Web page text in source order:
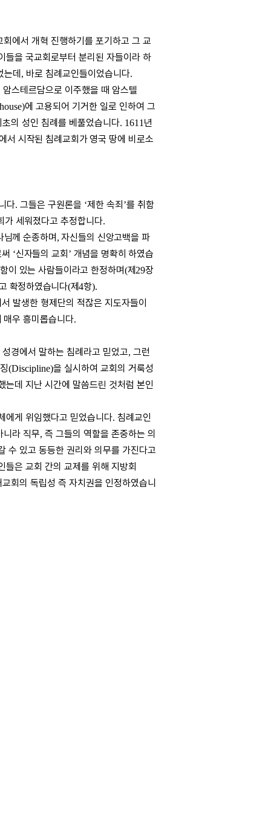
회에서 개혁 진행하기를 포기하고 그 교
들을 국교회로부터 분리된 자들이라 하
데 , 바로 침례교인들이었습니다.
스테르담으로 이주했을 때 암스텔
에 고용되어 기거한 일로 인하여 그
의 성인 침례를 베풀었습니다. 1611년
서 시작된 침례교회가 영국 땅에 비로소
다.그들은 구원론을 ‘제한속죄 ’를 취함
가 세워졌다고 추정합니다.
님께 순종하며 ,자신들의 신앙고백을 파
‘신자들의 교회 ’ 개념을 명확히 하였습
이 있는 사람들이라고 한정하며(제29장
확정하였습니다(제4항).
발생한 형제단의 적잖은 지도자들이
매우 흥미롭습니다.
경에서 말하는 침례라고 믿었고,그런
(Discipline)을 실시하여 교회의 거룩성
는데 지난 시간에 말씀드린 것처럼 본인
에게 위임했다고 믿었습니다.침례교인
니라 직무,즉 그들의 역할을 존중하는 의
수 있고 동등한 권리와 의무를 가진다고
들은 교회 간의 교제를 위해 지방회
회의 독립성 즉 자치권을 인정하였습니